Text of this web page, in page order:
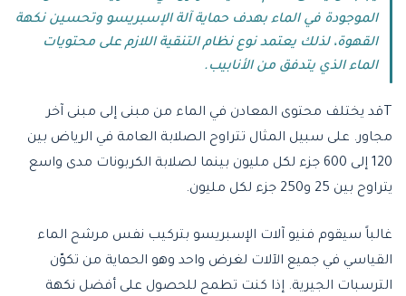
الموجودة في الماء بهدف حماية آلة الإسبريسو وتحسين نكهة
القهوة، لذلك يعتمد نوع نظام التنقية اللازم على محتويات
الماء الذي يتدفق من الأنابيب.
Tقد يختلف محتوى المعادن في الماء من مبنى إلى مبنى آخر
مجاور. على سبيل المثال تتراوح الصلابة العامة في الرياض بين
120 إلى 600 جزء لكل مليون بينما لصلابة الكربونات مدى واسع
يتراوح بين 25 و250 جزء لكل مليون.
غالباً سيقوم فنيو آلات الإسبريسو بتركيب نفس مرشح الماء
القياسي في جميع الآلات لغرض واحد وهو الحماية من تكوّن
الترسبات الجيرية. إذا كنت تطمح للحصول على أفضل نكهة